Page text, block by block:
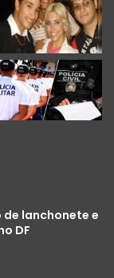
lanchonete e
DF